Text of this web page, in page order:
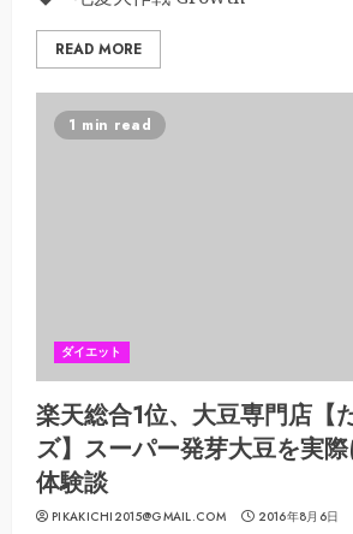
READ MORE
1 min read
ダイエット
楽天総合1位、大豆専門店【
ズ】スーパー発芽大豆を実
体験談
PIKAKICHI2015@GMAIL.COM 2016年8月6日